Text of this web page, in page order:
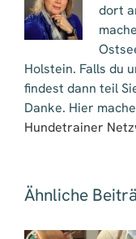
dort
Holstein. Falls du
findest dann teil
Danke. Hier
Hundetrainer
Ähnliche